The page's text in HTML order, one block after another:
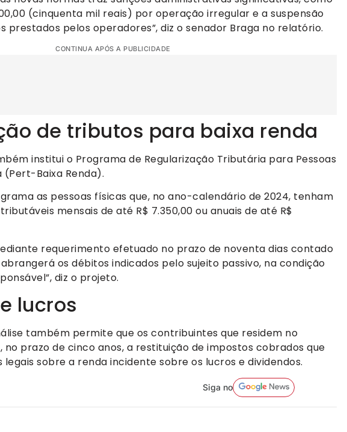
(cinquenta mil reais) por operação irregular e a suspensão
prestados pelos operadores”, diz o senador Braga no relatório.
CONTINUA APÓS A PUBLICIDADE
de tributos para baixa renda
institui o Programa de Regularização Tributária para Pessoas
(Pert-Baixa Renda).
as pessoas físicas que, no ano-calendário de 2024, tenham
mensais de até R$ 7.350,00 ou anuais de até R$
requerimento efetuado no prazo de noventa dias contado
os débitos indicados pelo sujeito passivo, na condição
diz o projeto.
lucros
também permite que os contribuintes que residem no
prazo de cinco anos, a restituição de impostos cobrados que
sobre a renda incidente sobre os lucros e dividendos.
Siga no